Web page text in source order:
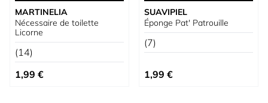
MARTINELIA
Nécessaire de toilette
Licorne
(14)
1,99 €
SUAVIPIEL
Éponge Pat' Patrouille
(7)
1,99 €